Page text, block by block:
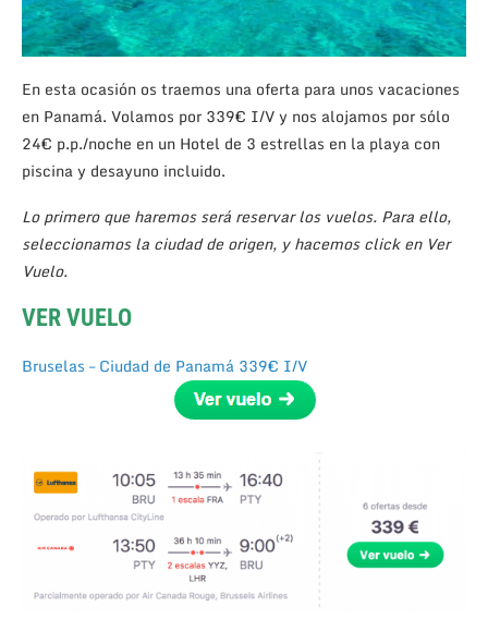
En esta ocasión os traemos una oferta para unos vacaciones
en Panamá. Volamos por 339€ I/V y nos alojamos por sólo
24€ p.p./noche en un Hotel de 3 estrellas en la playa con
piscina y desayuno incluido.
Lo primero que haremos será reservar los vuelos. Para ello,
seleccionamos la ciudad de origen, y hacemos click en Ver
Vuelo.
VER VUELO
Bruselas – Ciudad de Panamá 339€ I/V